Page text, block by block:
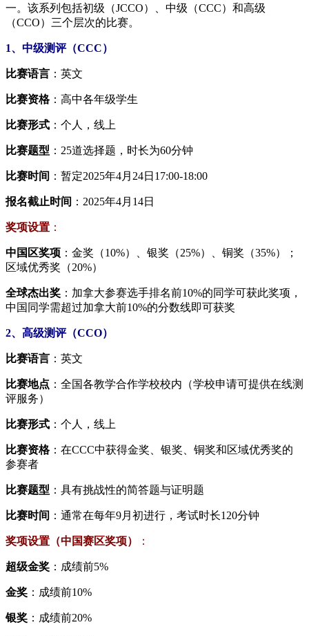
一。该系列包括初级（JCCO）、中级（CCC）和高级
（CCO）三个层次的比赛。
1、中级测评（CCC）
比赛语言 ：英文
比赛资格：高中各年级学生
比赛形式 ：个人，线上
比赛题型 ：25道选择题，时长为60分钟
比赛时间 ：暂定2025年4月24日17:00-18:00
报名截止时间 ：2025年4月14日
奖项设置 ：
中国区奖项 ：金奖（10%）、银奖（25%）、铜奖（35%）；
区域优秀奖（20%）
全球杰出奖 ：加拿大参赛选手排名前10%的同学可获此奖项，
中国同学需超过加拿大前10%的分数线即可获奖
2、高级测评（CCO）
比赛语言 ：英文
比赛地点 ：全国各教学合作学校校内（学校申请可提供在线测
评服务）
比赛形式 ：个人，线上
比赛资格：在CCC中获得金奖、银奖、铜奖和区域优秀奖的
参赛者
比赛题型 ：具有挑战性的简答题与证明题
比赛时间 ：通常在每年9月初进行，考试时长120分钟
奖项设置（中国赛区奖项） ：
超级金奖 ：成绩前5%
金奖 ：成绩前10%
银奖 ：成绩前20%